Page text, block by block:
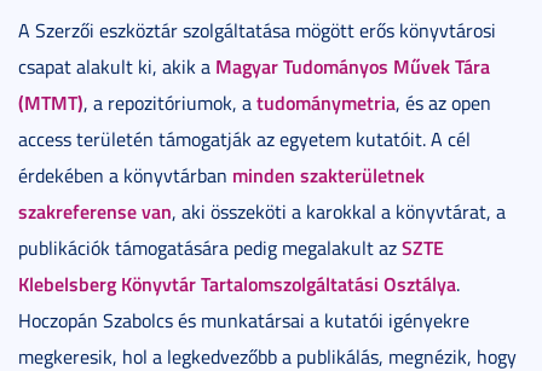
A Szerzői eszköztár szolgáltatása mögött erős könyvtárosi
csapat alakult ki, akik a Magyar Tudományos Művek Tára
(MTMT), a repozitóriumok, atudománymetria, és az open
access területén támogatják az egyetem kutatóit. A cél
érdekében a könyvtárban minden szakterületnek
szakreferense van, aki összeköti a karokkal a könyvtárat, a
publikációk támogatására pedig megalakult azSZTE
Klebelsberg Könyvtár Tartalomszolgáltatási Osztálya.
Hoczopán Szabolcs és munkatársai a kutatói igényekre
megkeresik, hol a legkedvezőbb a publikálás, megnézik, hogy